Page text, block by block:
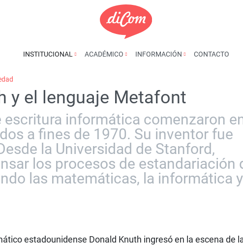
INSTITUCIONAL ACADÉMICO INFORMACIÓN CONTACTO
y el lenguaje Metafont
escritura informática comenzaron
a fines de 1970. Su inventor fue
la Universidad de Stanford,
los procesos de estandariación
las matemáticas, la informática
estadounidense Donald Knuth ingresó en la escena de